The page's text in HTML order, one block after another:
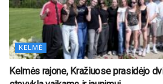
KELMĖ
Kelmės rajone, Kražiuose prasidėjo